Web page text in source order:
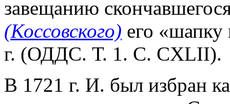
завещанию
(Коссовского) его
г. (ОДДС. Т. 1. С. CXLII).
В 1721 г. И. был избран